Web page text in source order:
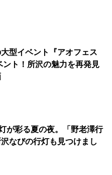
型イベント『アオフェス
ト！所沢の魅力を再発見
が彩る夏の夜。「野老澤行
なびの行灯も見つけまし